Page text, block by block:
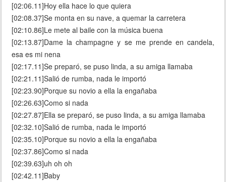
[02:06.11]Hoy ella hace lo que quiera
[02:08.37]Se monta en su nave, a quemar la carretera
[02:10.86]Le mete al baile con la música buena
[02:13.87]Dame la champagne y se me prende en candela,
esa es mi nena
[02:17.11]Se preparó, se puso linda, a su amiga llamaba
[02:21.11]Salió de rumba, nada le importó
[02:23.90]Porque su novio a ella la engañaba
[02:26.63]Como si nada
[02:27.87]Ella se preparó, se puso linda, a su amiga llamaba
[02:32.10]Salió de rumba, nada le importó
[02:35.10]Porque su novio a ella la engañaba
[02:37.86]Como si nada
[02:39.63]uh oh oh
[02:42.11]Baby